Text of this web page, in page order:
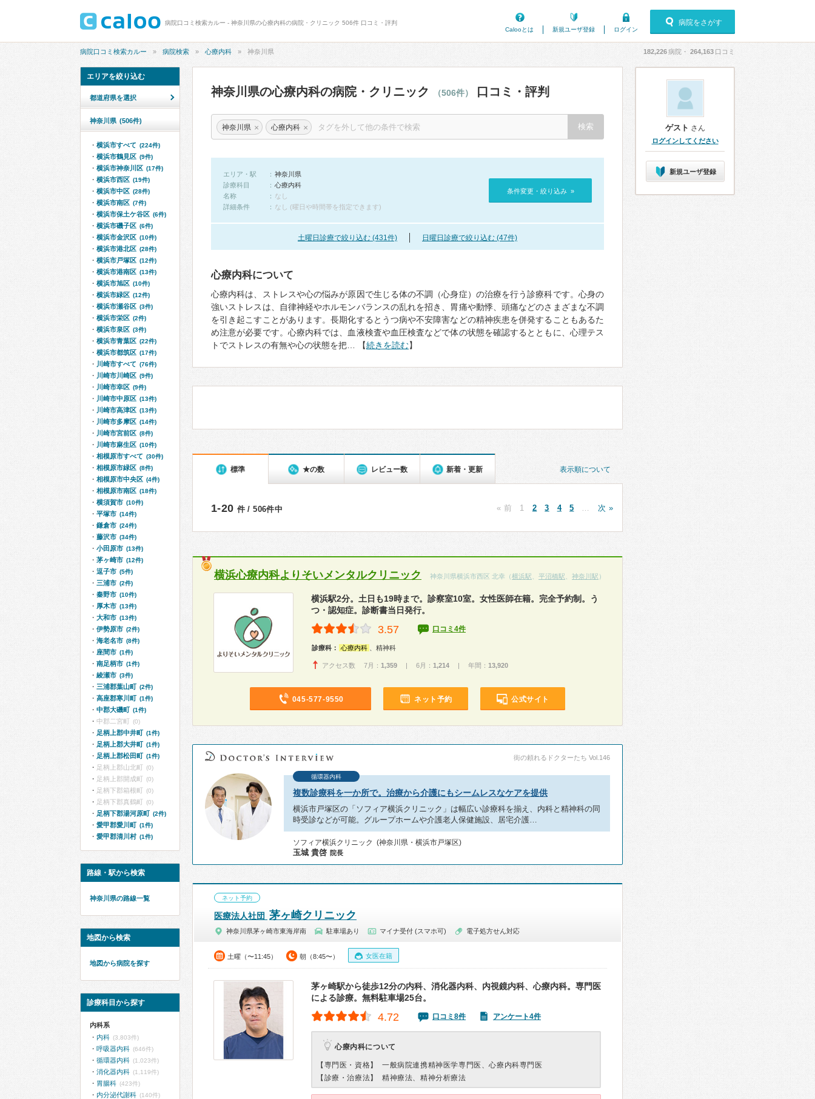
病院口コミ検索カルー - 神奈川県の心療内科の病院・クリニック 506件 口コミ・評判
Calooとは
新規ユーザ登録 ログイン
病院をさがす
病院口コミ検索カルー 病院検索 心療内科 神奈川県 182,226病院・ 264,163 口コミ
神奈川県の心療内科の病院・クリニック （506件） 口コミ・評判
神奈川県 × 心療内科 ×
エリア・駅
神奈川県
診療科目
心療内科
名称
なし
詳細条件
なし (曜日や時間帯を指定できます)
条件変更・絞り込み »
土曜日診療で絞り込む (431件) 日曜日診療で絞り込む (47件)
心療内科について
心療内科は、ストレスや心の悩みが原因で生じる体の不調（心身症）の治療を行う診療科です。心身の
強いストレスは、自律神経やホルモンバランスの乱れを招き、胃痛や動悸、頭痛などのさまざまな不調
を引き起こすことがあります。長期化するとうつ病や不安障害などの精神疾患を併発することもあるた
め注意が必要です。心療内科では、血液検査や血圧検査などで体の状態を確認するとともに、心理テス
トでストレスの有無や心の状態を把… 【続きを読む】
表示順について
標準 ★の数 レビュー数 新着・更新
1-20 件 / 506件中 « 前 1 2 3 4 5 次 »
横浜心療内科よりそいメンタルクリニック 神奈川県横浜市西区 北幸（横浜駅 平沼橋駅 神奈川駅 ）
横浜駅2分。土日も19時まで。診察室10室。女性医師在籍。完全予約制。う
つ・認知症。診断書当日発行。
3.57 口コミ4件
診療科： 心療内科 、精神科
アクセス数 7月： 1,359 | 6月： 1,214 | 年間： 13,920
045-577-9550 ネット予約 公式サイト
街の頼れるドクターたち Vol.146
循環器内科
複数診療科を一か所で。治療から介護にもシームレスなケアを提供
横浜市戸塚区の「ソフィア横浜クリニック」は幅広い診療科を揃え、内科と精神科の同
時受診などが可能。グループホームや介護老人保健施設、居宅介護…
ソフィア横浜クリニック (神奈川県・横浜市戸塚区)
玉城 貴啓 院長
ネット予約
医療法人社団 茅ヶ崎クリニック
神奈川県茅ヶ崎市東海岸南 駐車場あり マイナ受付 (スマホ可) 電子処方せん対応
土曜（〜11:45） 朝（8:45〜） 女医在籍
茅ヶ崎駅から徒歩12分の内科、消化器内科、内視鏡内科、心療内科。専門医
による診療。無料駐車場25台。
4.72 口コミ8件 アンケート4件
心療内科について
【専門医・資格】
一般病院連携精神医学専門医、心療内科専門医
【診療・治療法】
精神療法、精神分析療法
エリアを絞り込む
都道府県を選択
神奈川県 (506件)
横浜市すべて (224件)
横浜市鶴見区 (9件)
横浜市神奈川区 (17件)
横浜市西区 (19件)
横浜市中区 (28件)
横浜市南区 (7件)
横浜市保土ケ谷区 (6件)
横浜市磯子区 (6件)
横浜市金沢区 (10件)
横浜市港北区 (28件)
横浜市戸塚区 (12件)
横浜市港南区 (13件)
横浜市旭区 (10件)
横浜市緑区 (12件)
横浜市瀬谷区 (3件)
横浜市栄区 (2件)
横浜市泉区 (3件)
横浜市青葉区 (22件)
横浜市都筑区 (17件)
川崎市すべて (76件)
川崎市川崎区 (9件)
川崎市幸区 (9件)
川崎市中原区 (13件)
川崎市高津区 (13件)
川崎市多摩区 (14件)
川崎市宮前区 (8件)
川崎市麻生区 (10件)
相模原市すべて (30件)
相模原市緑区 (8件)
相模原市中央区 (4件)
相模原市南区 (18件)
横須賀市 (10件)
平塚市 (14件)
鎌倉市 (24件)
藤沢市 (34件)
小田原市 (13件)
茅ヶ崎市 (12件)
逗子市 (5件)
三浦市 (2件)
秦野市 (10件)
厚木市 (13件)
大和市 (13件)
伊勢原市 (2件)
海老名市 (8件)
座間市 (1件)
南足柄市 (1件)
綾瀬市 (3件)
三浦郡葉山町 (2件)
高座郡寒川町 (1件)
中郡大磯町 (1件)
中郡二宮町 (0)
足柄上郡中井町 (1件)
足柄上郡大井町 (1件)
足柄上郡松田町 (1件)
足柄上郡山北町 (0)
足柄上郡開成町 (0)
足柄下郡箱根町 (0)
足柄下郡真鶴町 (0)
足柄下郡湯河原町 (2件)
愛甲郡愛川町 (1件)
愛甲郡清川村 (1件)
路線・駅から検索
神奈川県の路線一覧
地図から検索
地図から病院を探す
診療科目から探す
内科系
内科 (3,803件)
呼吸器内科 (646件)
循環器内科 (1,023件)
消化器内科 (1,119件)
胃腸科 (423件)
内分泌代謝科 (140件)
ゲスト さん
ログインしてください
新規ユーザ登録